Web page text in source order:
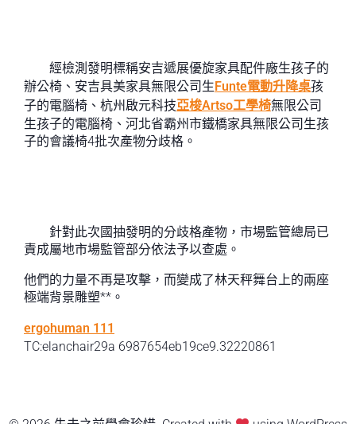
經檢測發明標稱安吉遞展優旋家具配件廠生孩子的
辦公椅、安吉具美家具無限公司生Funte電動升降桌孩
子的電腦椅、杭州啟元科技亞梭Artso工學椅無限公司
生孩子的電腦椅、河北省霸州市鐵橋家具無限公司生孩
子的會議椅4批次產物分歧格。
針對此次國抽發明的分歧格產物，市場監管總局已
責成屬地市場監管部分依法予以查處。
他們的力量不再是攻擊，而變成了林天秤舞台上的兩座
極端背景雕塑**。
ergohuman 111
TC:elanchair29a 6987654eb19ce9.32220861